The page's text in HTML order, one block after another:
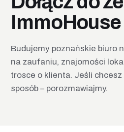
Wynajem nieruchomości
Wycena nieruchomości
Home staging
Inwestycje pod najem
ImmoHouse
Budujemy poznańskie biuro
na zaufaniu, znajomości
trosce o klienta. Jeśli chcesz
sposób – porozmawiajmy.